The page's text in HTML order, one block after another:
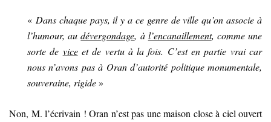
« Dans chaque pays, il y a ce genre de ville qu’on associe à
l’humour, audévergondage, à l’encanaillement, comme une
sorte de viceet de vertu à la fois. C’est en partie vrai car
nous n’avons pas à Oran d’autorité politique monumentale,
souveraine, rigide»
Non, M. l’écrivain ! Oran n’est pas une maison close à ciel ouvert